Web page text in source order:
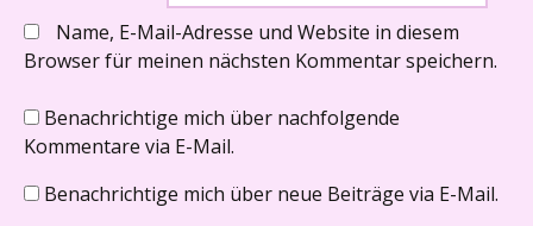
Name, E-Mail-Adresse und Website in diesem
Browser für meinen nächsten Kommentar speichern.
Benachrichtige mich über nachfolgende
Kommentare via E-Mail.
Benachrichtige mich über neue Beiträge via E-Mail.